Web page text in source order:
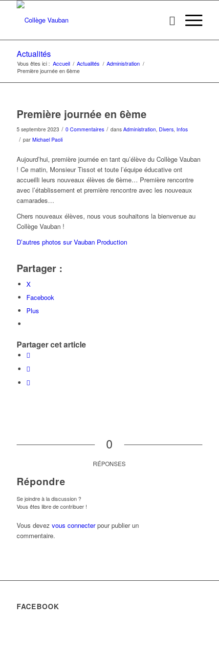
Actualités
Vous êtes ici : Accueil / Actualités / Administration /
Première journée en 6ème
Première journée en 6ème
5 septembre 2023 / 0 Commentaires / dans Administration, Divers, Infos
/ par Michael Paoli
Aujourd’hui, première journée en tant qu’élève du Collège Vauban
! Ce matin, Monsieur Tissot et toute l’équipe éducative ont
accueilli leurs nouveaux élèves de 6ème… Première rencontre
avec l’établissement et première rencontre avec les nouveaux
camarades…
Chers nouveaux élèves, nous vous souhaitons la bienvenue au
Collège Vauban !
D’autres photos sur Vauban Production
Partager :
X
Facebook
Plus
Partager cet article
0
RÉPONSES
Répondre
Se joindre à la discussion ?
Vous êtes libre de contribuer !
Vous devez vous connecterpour publier un
commentaire.
FACEBOOK